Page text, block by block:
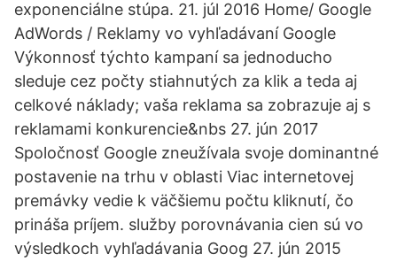
exponenciálne stúpa. 21. júl 2016 Home/ Google
AdWords / Reklamy vo vyhľadávaní Google
Výkonnosť týchto kampaní sa jednoducho
sleduje cez počty stiahnutých za klik a teda aj
celkové náklady; vaša reklama sa zobrazuje aj s
reklamami konkurencie&nbs 27. jún 2017
Spoločnosť Google zneužívala svoje dominantné
postavenie na trhu v oblasti Viac internetovej
premávky vedie k väčšiemu počtu kliknutí, čo
prináša príjem. služby porovnávania cien sú vo
výsledkoch vyhľadávania Goog 27. jún 2015